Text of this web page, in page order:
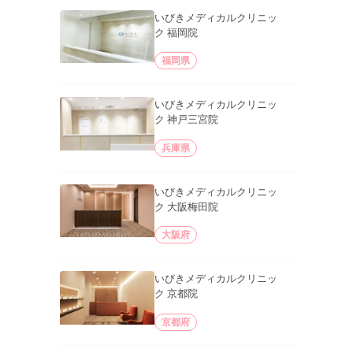
いびきメディカルクリニッ
ク 福岡院
福岡県
いびきメディカルクリニッ
ク 神戸三宮院
兵庫県
いびきメディカルクリニッ
ク 大阪梅田院
大阪府
いびきメディカルクリニッ
ク 京都院
京都府